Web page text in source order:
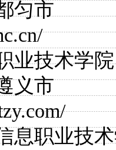
业技术学院
息职业技